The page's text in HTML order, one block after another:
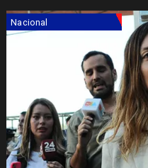
Nacional